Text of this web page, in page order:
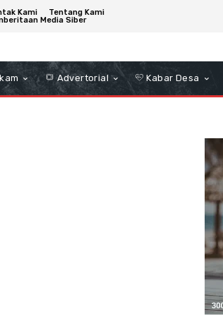
Kami
Tentang Kami
Media Siber
Advertorial Kabar Desa